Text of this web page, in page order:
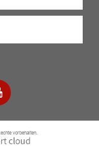
vorbehalten.